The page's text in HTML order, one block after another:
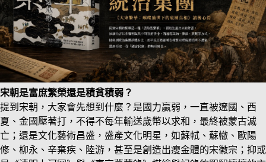
宋朝是富庶繁榮還是積貧積弱？
提到宋朝，大家會先想到什麼？是國力嬴弱，一直被遼國、西
夏、金國壓著打，不得不每年輸送歲幣以求和，最終被蒙古滅
亡；還是文化藝術昌盛，盛產文化明星，如蘇軾、蘇轍、歐陽
修、柳永、辛棄疾、陸游，甚至是創造出瘦金體的宋徽宗；抑或